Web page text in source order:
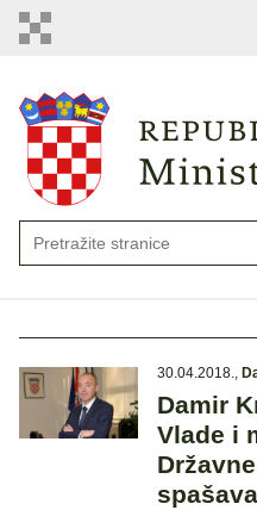
30.04.2018.,
Damir
Vlade i